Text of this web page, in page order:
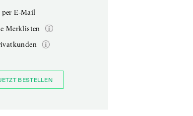
E-Mail
Merklisten
BESTELLEN